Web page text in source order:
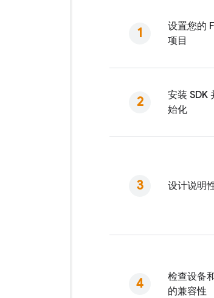
设置您的
项目
安装 SDK
始化
设计说明
检查设备
的兼容性